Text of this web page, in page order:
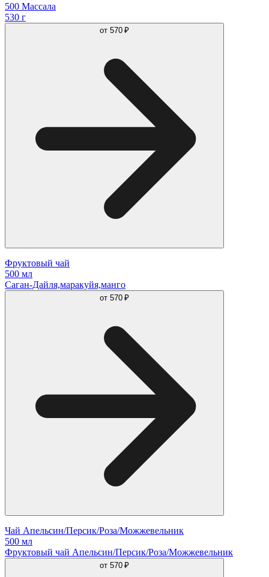
500 Массала
530 г
от 570 ₽
Фруктовый чай
500 мл
Саган-Дайля,маракуйя,манго
от 570 ₽
Чай Апельсин/Персик/Роза/Можжевельник
500 мл
Фруктовый чай Апельсин/Персик/Роза/Можжевельник
от 570 ₽